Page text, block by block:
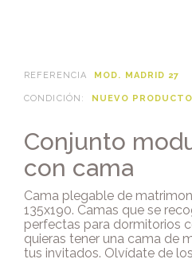
REFERENCIA MOD. MADRID 27
CONDICIÓN: NUEVO PRODUCTO
Conjunto
con cama
Cama plegable de
135x190. Camas que se
perfectas para dormitorios
quieras tener una cama de
tus invitados. Olvídate de